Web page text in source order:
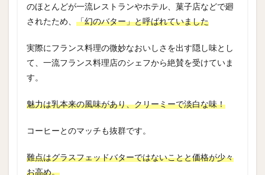
のほとんどが一流レストランやホテル、菓子店などで廻
されたため、 「幻のバター」と呼ばれていました
実際にフランス料理の微妙なおいしさを出す隠し味とし
て、一流フランス料理店のシェフから絶賛を受けていま
す。
魅力は乳本来の風味があり、クリーミーで淡白な味！
コーヒーとのマッチも抜群です。
難点はグラスフェッドバターではないことと価格が少々
お高め。